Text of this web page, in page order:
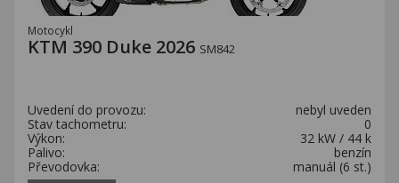
Motocykl
KTM 390 Duke 2026 SM842
Uvedení do provozu:
nebyl uveden
Stav tachometru:
0
Výkon:
32 kW / 44 k
Palivo:
benzín
Převodovka:
manuál (6 st.)